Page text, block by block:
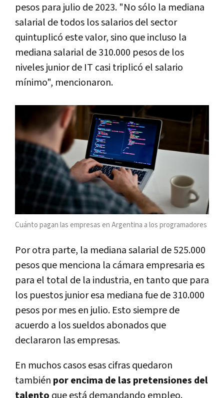
pesos para julio de 2023. "No sólo la mediana
salarial de todos los salarios del sector
quintuplicó este valor, sino que incluso la
mediana salarial de 310.000 pesos de los
niveles junior de IT casi triplicó el salario
mínimo", mencionaron.
Cuánto pagan las empresas en Argentina a los programadores
Por otra parte, la mediana salarial de 525.000
pesos que menciona la cámara empresaria es
para el total de la industria, en tanto que para
los puestos junior esa mediana fue de 310.000
pesos por mes en julio. Esto siempre de
acuerdo a los sueldos abonados que
declararon las empresas.
En muchos casos esas cifras quedaron
también por encima de las pretensiones del